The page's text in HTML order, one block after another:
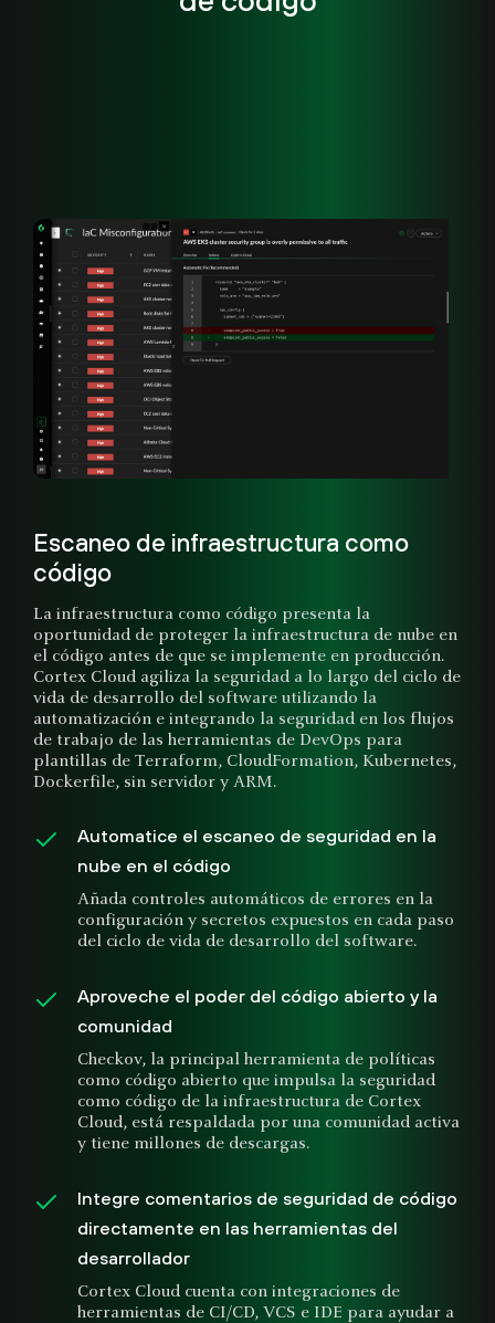
Escaneo de infraestructura como
código
La infraestructura como código presenta la
oportunidad de proteger la infraestructura de nube en
el código antes de que se implemente en producción.
Cortex Cloud agiliza la seguridad a lo largo del ciclo de
vida de desarrollo del software utilizando la
automatización e integrando la seguridad en los flujos
de trabajo de las herramientas de DevOps para
plantillas de Terraform, CloudFormation, Kubernetes,
Dockerfile, sin servidor y ARM.
Automatice el escaneo de seguridad en la
nube en el código
Añada controles automáticos de errores en la
configuración y secretos expuestos en cada paso
del ciclo de vida de desarrollo del software.
Aproveche el poder del código abierto y la
comunidad
Checkov, la principal herramienta de políticas
como código abierto que impulsa la seguridad
como código de la infraestructura de Cortex
Cloud, está respaldada por una comunidad activa
y tiene millones de descargas.
Integre comentarios de seguridad de código
directamente en las herramientas del
desarrollador
Cortex Cloud cuenta con integraciones de
herramientas de CI/CD, VCS e IDE para ayudar a